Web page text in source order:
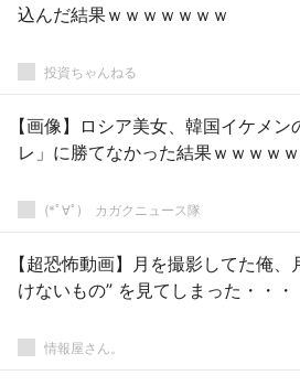
込んだ結果ｗｗｗｗｗｗｗ
投資ちゃんねる
【画像】ロシア美女、韓国イケメン
レ」に勝てなかった結果ｗｗｗｗ
(*ﾟ∀ﾟ)ゞカガクニュース隊
【超恐怖動画】月を撮影してた俺
けないもの” を見てしまった・・・
情報屋さん。